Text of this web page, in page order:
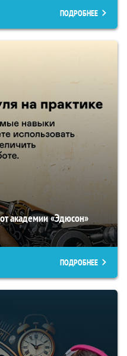
ПОДРОБНЕЕ
академии «Эдюсон»
ПОДРОБНЕЕ